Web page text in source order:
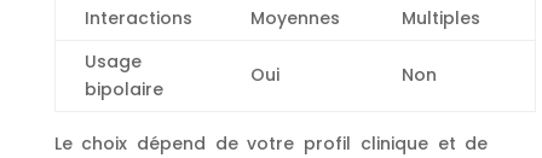
Interactions Moyennes
Multiples
Usage
bipolaire
Oui Non
Le choix dépend de votre profil clinique et de